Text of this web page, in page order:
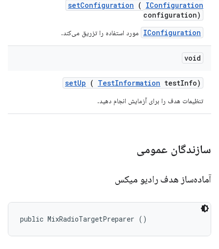
setConfiguration ( IConfiguration
configuration)
IConfiguration
مورد استفاده را تزریق می‌کند.
void
setUp ( TestInformation testInfo)
تنظیمات هدف را برای آزمایش انجام دهید.
سازندگان عمومی
آماده‌ساز هدف رادیو میکس
public MixRadioTargetPreparer ()